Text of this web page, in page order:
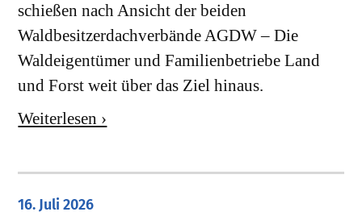
schießen nach Ansicht der beiden
Waldbesitzerdachverbände AGDW – Die
Waldeigentümer und Familienbetriebe Land
und Forst weit über das Ziel hinaus.
Weiterlesen ›
16. Juli 2026